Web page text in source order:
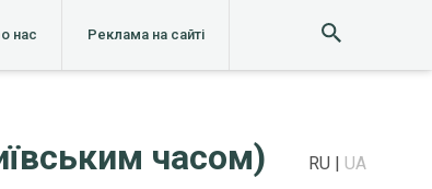
нас Реклама на сайті
часом) RU UA